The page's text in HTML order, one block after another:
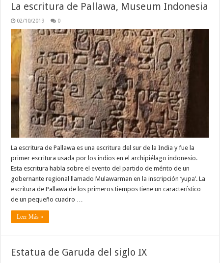
La escritura de Pallawa, Museum Indonesia
02/10/2019 0
La escritura de Pallawa es una escritura del sur de la India y fue la
primer escritura usada por los indios en el archipiélago indonesio.
Esta escritura habla sobre el evento del partido de mérito de un
gobernante regional llamado Mulawarman en la inscripción ‘yupa’. La
escritura de Pallawa de los primeros tiempos tiene un característico
de un pequeño cuadro …
Leer Más »
Estatua de Garuda del siglo IX